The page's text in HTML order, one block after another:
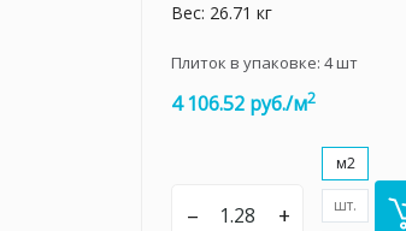
Вес: 26.71 кг
Плиток в упаковке: 4шт
4 106.52 руб./м2
– +
м2
шт.